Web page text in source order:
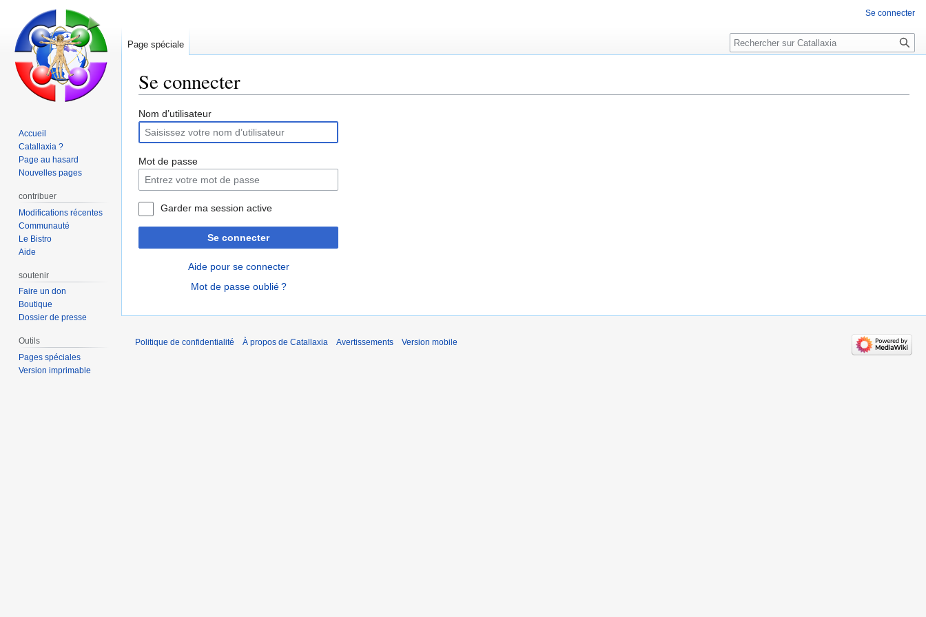
Se connecter
Aller
la
navigation
Aller
la
recherche
Nom d’utilisateur
Mot de passe
Garder ma session active
Se connecter
Aide pour se connecter
Mot de passe oublié ?
Se connecter
Page spéciale Rechercher
Accueil
Catallaxia ?
Page au hasard
Nouvelles pages
contribuer
Modifications récentes
Communauté
Le Bistro
Aide
soutenir
Faire un don
Boutique
Dossier de presse
Outils
Pages spéciales
Version imprimable
Politique de confidentialité À propos de Catallaxia Avertissements Version mobile